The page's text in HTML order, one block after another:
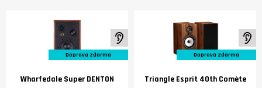
K poslechu ve studiu
Doprava zdarma
Wharfedale Super DENTON
Doprava zdarma
Triangle Esprit 40th Comète